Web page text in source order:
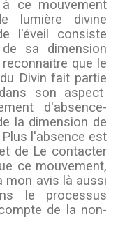
ce mouvement
lumière divine
l'éveil consiste
sa dimension
que le
Divin fait partie
son aspect
d'absence-
la dimension de
Plus l'absence est
de Le contacter
ce mouvement,
mon avis là aussi
le processus
de la non-